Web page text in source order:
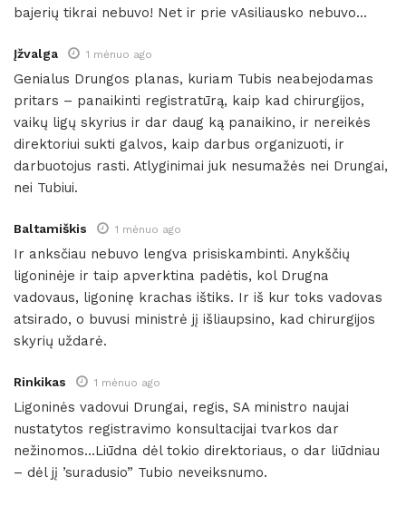
bajerių tikrai nebuvo! Net ir prie vAsiliausko nebuvo…
Įžvalga 1 mėnuo ago
Genialus Drungos planas, kuriam Tubis neabejodamas
pritars – panaikinti registratūrą, kaip kad chirurgijos,
vaikų ligų skyrius ir dar daug ką panaikino, ir nereikės
direktoriui sukti galvos, kaip darbus organizuoti, ir
darbuotojus rasti. Atlyginimai juk nesumažės nei Drungai,
nei Tubiui.
Baltamiškis 1 mėnuo ago
Ir anksčiau nebuvo lengva prisiskambinti. Anykščių
ligoninėje ir taip apverktina padėtis, kol Drugna
vadovaus, ligoninę krachas ištiks. Ir iš kur toks vadovas
atsirado, o buvusi ministrė jį išliaupsino, kad chirurgijos
skyrių uždarė.
Rinkikas 1 mėnuo ago
Ligoninės vadovui Drungai, regis, SA ministro naujai
nustatytos registravimo konsultacijai tvarkos dar
nežinomos…Liūdna dėl tokio direktoriaus, o dar liūdniau
– dėl jį ’suradusio” Tubio neveiksnumo.